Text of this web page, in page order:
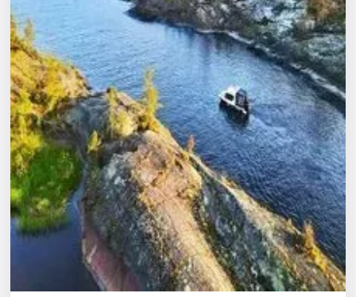
Города
Площадки
Артисты
Рейтинги